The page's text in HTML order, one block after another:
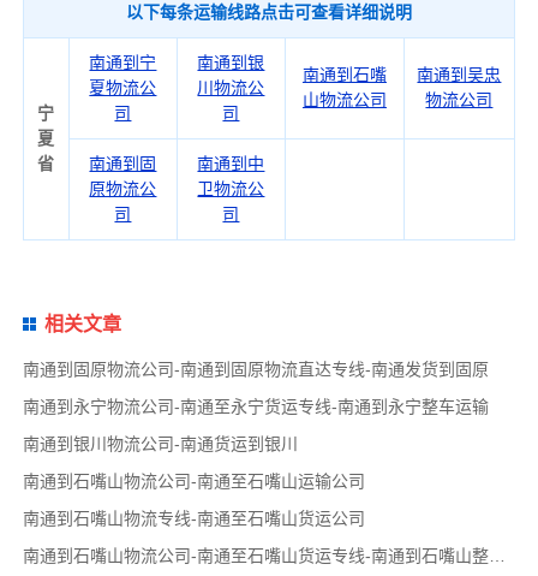
以下每条运输线路点击可查看详细说明
宁
夏
省
南通到宁
夏物流公
司
南通到银
川物流公
司
南通到石嘴
山物流公司
南通到吴忠
物流公司
南通到固
原物流公
司
南通到中
卫物流公
司
相关文章
南通到固原物流公司-南通到固原物流直达专线-南通发货到固原
南通到永宁物流公司-南通至永宁货运专线-南通到永宁整车运输
南通到银川物流公司-南通货运到银川
南通到石嘴山物流公司-南通至石嘴山运输公司
南通到石嘴山物流专线-南通至石嘴山货运公司
南通到石嘴山物流公司-南通至石嘴山货运专线-南通到石嘴山整车运输